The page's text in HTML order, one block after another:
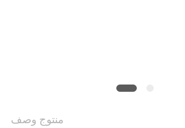
منتوج وصف